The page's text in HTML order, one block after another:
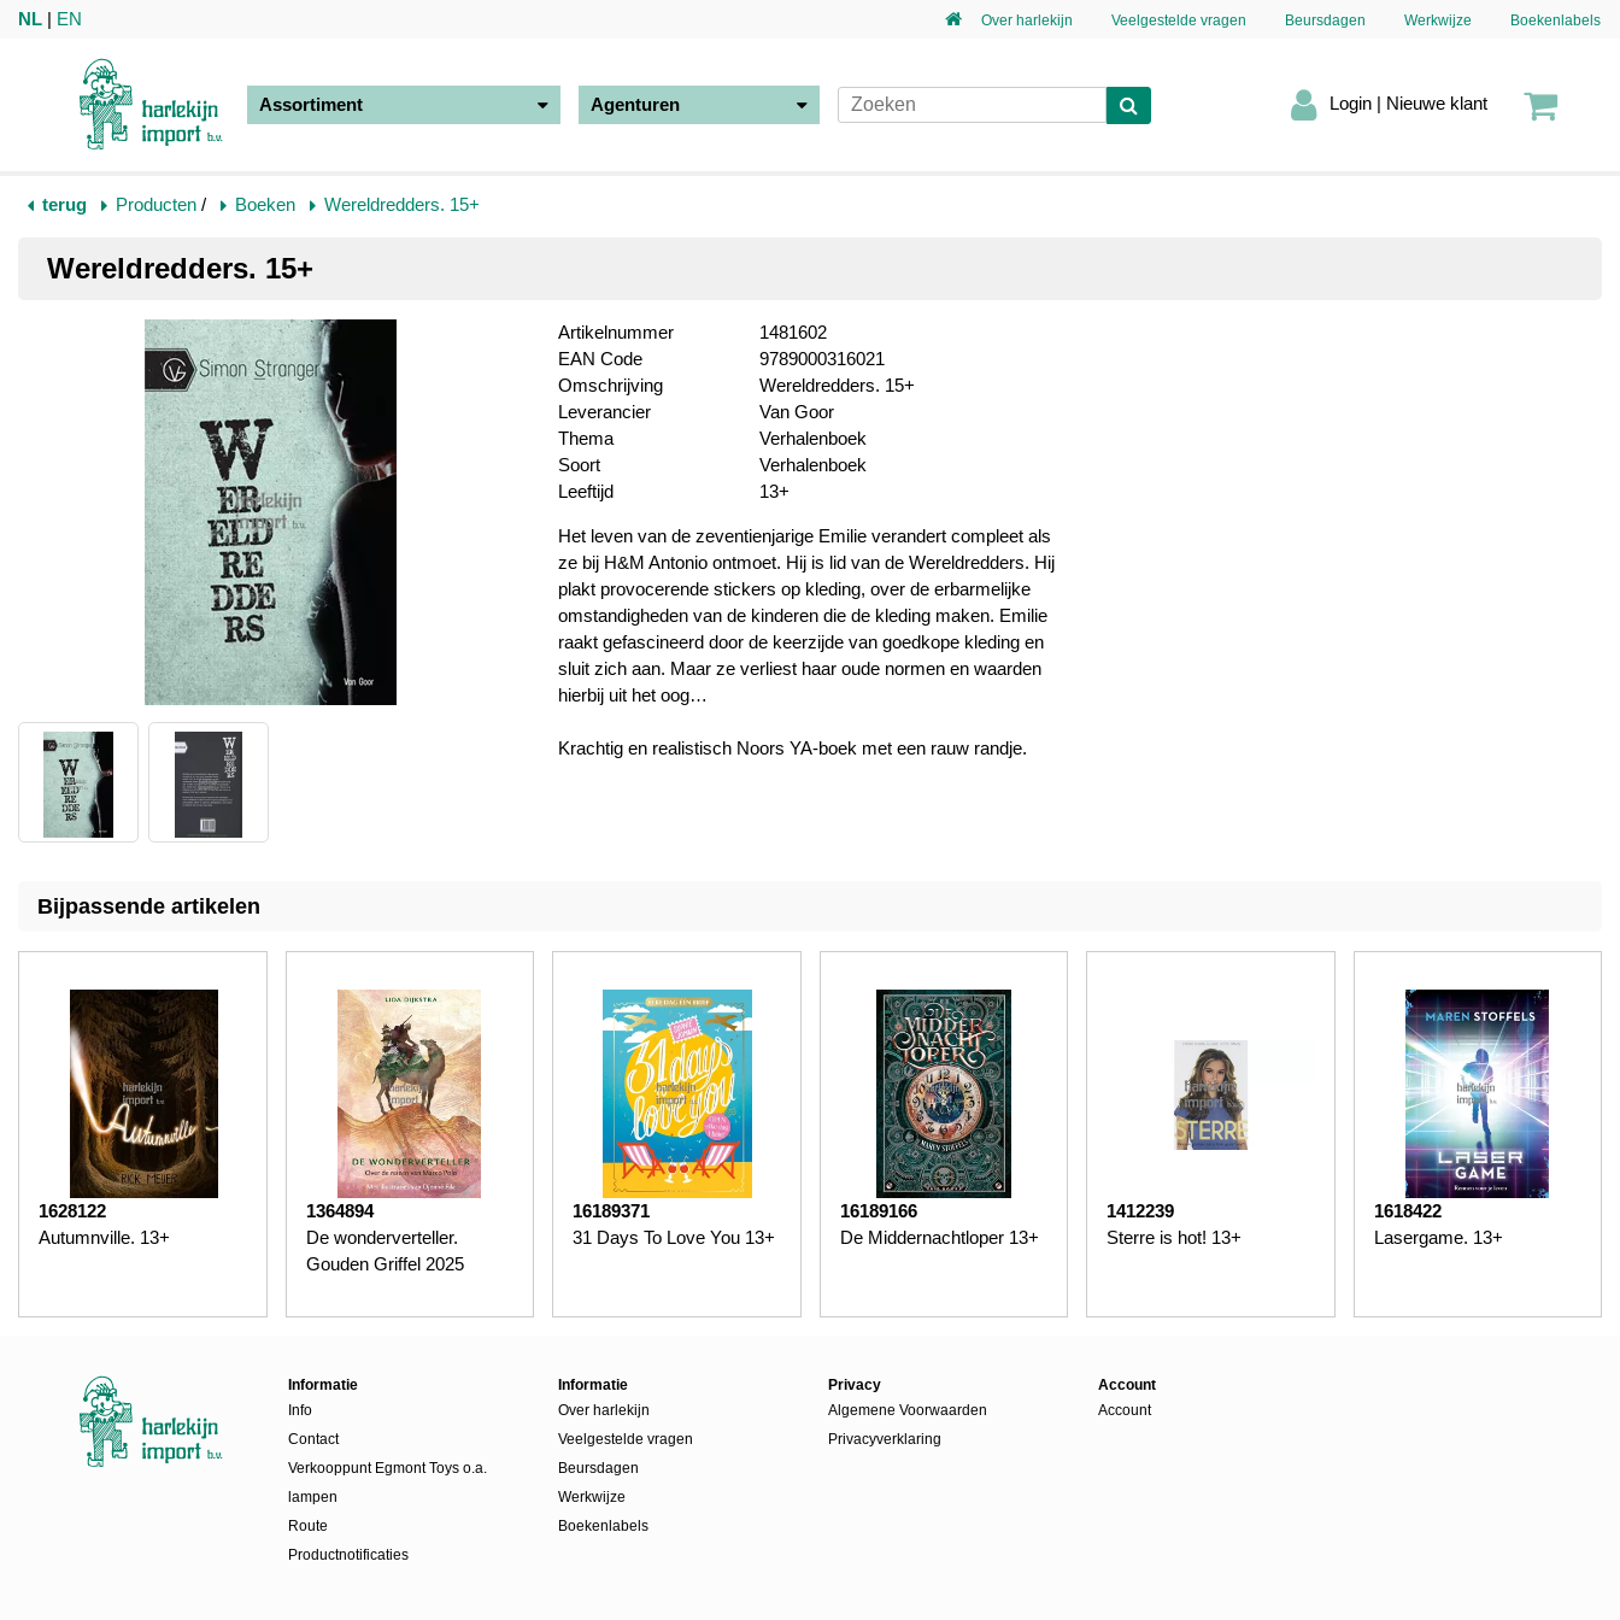
NL | EN Over harlekijn Veelgestelde vragen Beursdagen Werkwijze Boekenlabels
Assortiment Agenturen Login | Nieuwe klant
terug Producten / Boeken Wereldredders. 15+
Wereldredders. 15+
Artikelnummer
1481602
EAN Code
9789000316021
Omschrijving
Wereldredders. 15+
Leverancier
Van Goor
Thema
Verhalenboek
Soort
Verhalenboek
Leeftijd
13+
Het leven van de zeventienjarige Emilie verandert compleet als
ze bij H&M Antonio ontmoet. Hij is lid van de Wereldredders. Hij
plakt provocerende stickers op kleding, over de erbarmelijke
omstandigheden van de kinderen die de kleding maken. Emilie
raakt gefascineerd door de keerzijde van goedkope kleding en
sluit zich aan. Maar ze verliest haar oude normen en waarden
hierbij uit het oog…
Krachtig en realistisch Noors YA-boek met een rauw randje.
Bijpassende artikelen
1628122
Autumnville. 13+
1364894
De wonderverteller.
Gouden Griffel 2025
16189371
31 Days To Love You 13+
16189166
De Middernachtloper 13+
1412239
Sterre is hot! 13+
1618422
Lasergame. 13+
Informatie
Info
Contact
Verkooppunt Egmont Toys o.a.
lampen
Route
Productnotificaties
Informatie
Over harlekijn
Veelgestelde vragen
Beursdagen
Werkwijze
Boekenlabels
Privacy
Algemene Voorwaarden
Privacyverklaring
Account
Account